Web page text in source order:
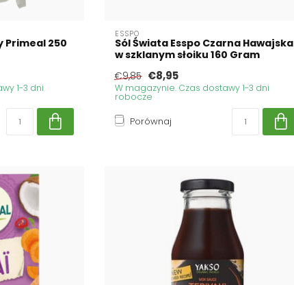
Primeal 250
1-3 dni
ESSPO
Sól Świata Esspo Czarna Hawajska
w szklanym słoiku 160 Gram
€9,85 €8,95
W magazynie. Czas dostawy 1-3 dni
robocze
Porównaj